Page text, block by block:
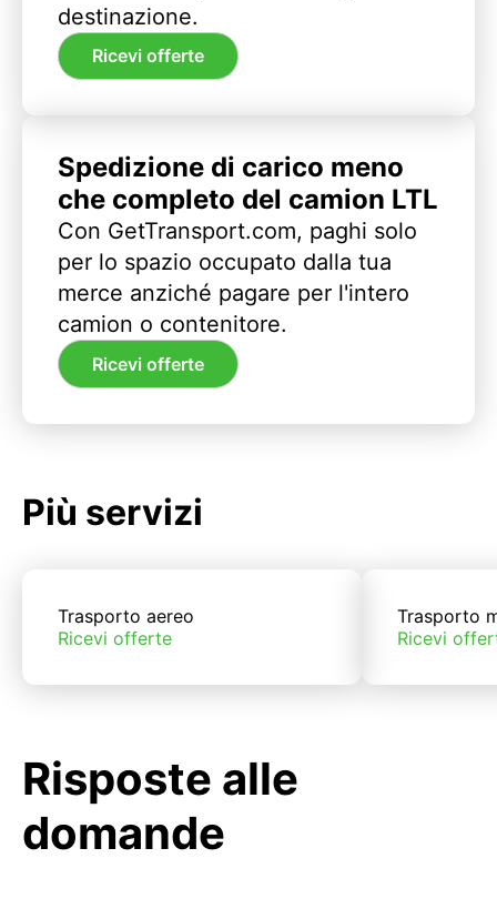
destinazione.
Ricevi offerte
Spedizione di carico meno
che completo del camion LTL
Con GetTransport.com, paghi solo
per lo spazio occupato dalla tua
merce anziché pagare per l'intero
camion o contenitore.
Ricevi offerte
Più servizi
Trasporto aereo
Ricevi offerte
Trasporto
Ricevi
Risposte alle
domande